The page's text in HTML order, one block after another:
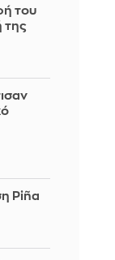
του
της
Piña